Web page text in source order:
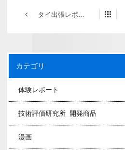
タイ出張レポート バンコク編 Part3
カテゴリ
体験レポート
技術評価研究所_開発商品
漫画